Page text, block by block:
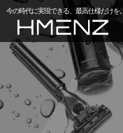
今の時代に実現できる、最高仕様だけを。